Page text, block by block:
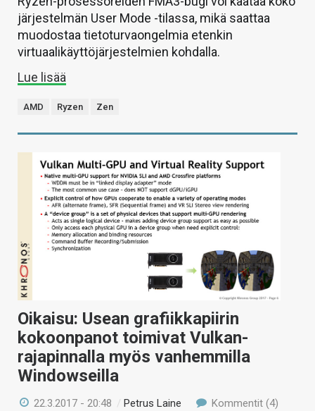
järjestelmän User Mode -tilassa, mikä saattaa
muodostaa tietoturvaongelmia etenkin
virtuaalikäyttöjärjestelmien kohdalla.
Lue lisää
AMD Ryzen Zen
Oikaisu: Usean grafiikkapiirin
kokoonpanot toimivat Vulkan-
rajapinnalla myös vanhemmilla
Windowseilla
22.3.2017 - 20:48 / Petrus Laine Kommentit (4)